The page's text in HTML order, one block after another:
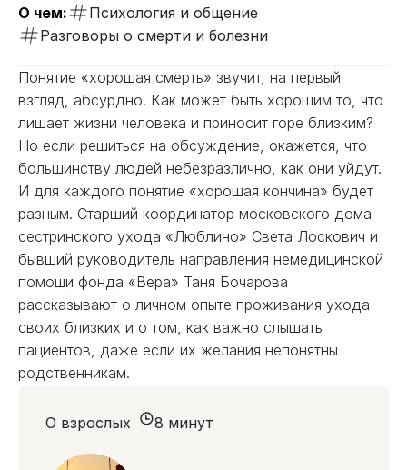
О чем:
Психология и общение
Разговоры о смерти и болезни
Понятие «хорошая смерть» звучит, на первый
взгляд, абсурдно. Как может быть хорошим то, что
лишает жизни человека и приносит горе близким?
Но если решиться на обсуждение, окажется, что
большинству людей небезразлично, как они уйдут.
И для каждого понятие «хорошая кончина» будет
разным. Старший координатор московского дома
сестринского ухода «Люблино» Света Лоскович и
бывший руководитель направления немедицинской
помощи фонда «Вера» Таня Бочарова
рассказывают о личном опыте проживания ухода
своих близких и о том, как важно слышать
пациентов, даже если их желания непонятны
родственникам.
О взрослых 8 минут